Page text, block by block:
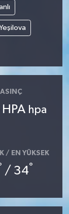
hpa
/ EN YÜKSEK
/ 34°